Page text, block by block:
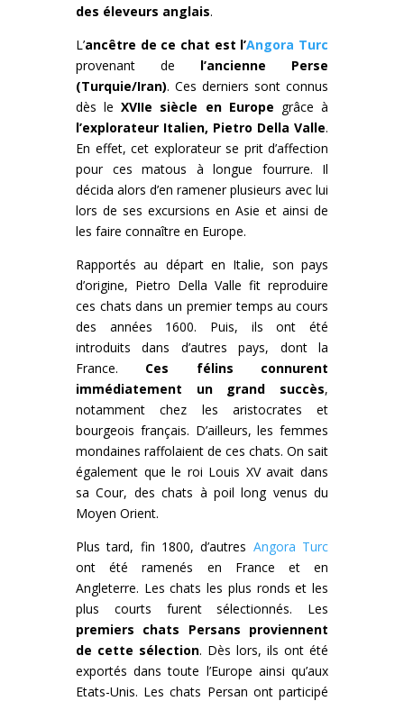
des éleveurs anglais.
L’ancêtre de ce chat est l’Angora Turc
provenant de l’ancienne Perse
(Turquie/Iran). Ces derniers sont connus
dès leXVIIe siècle en Europe grâce à
l’explorateur Italien, Pietro Della Valle.
En effet, cet explorateur se prit d’affection
pour ces matous à longue fourrure. Il
décida alors d’en ramener plusieurs avec lui
lors de ses excursions en Asie et ainsi de
les faire connaître en Europe.
Rapportés au départ en Italie, son pays
d’origine, Pietro Della Valle fit reproduire
ces chats dans un premier temps au cours
des années 1600. Puis, ils ont été
introduits dans d’autres pays, dont la
France. Ces félins connurent
immédiatement un grand succès,
notamment chez les aristocrates et
bourgeois français. D’ailleurs, les femmes
mondaines raffolaient de ces chats. On sait
également que le roi Louis XV avait dans
sa Cour, des chats à poil long venus du
Moyen Orient.
Plus tard, fin 1800, d’autres Angora Turc
ont été ramenés en France et en
Angleterre. Les chats les plus ronds et les
plus courts furent sélectionnés. Les
premiers chats Persans proviennent
de cette sélection. Dès lors, ils ont été
exportés dans toute l’Europe ainsi qu’aux
Etats-Unis. Les chats Persan ont participé